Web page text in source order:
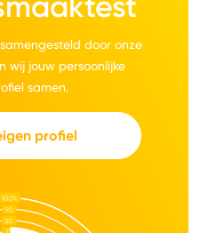
door onze
wij jouw persoonlijke
samen.
profiel